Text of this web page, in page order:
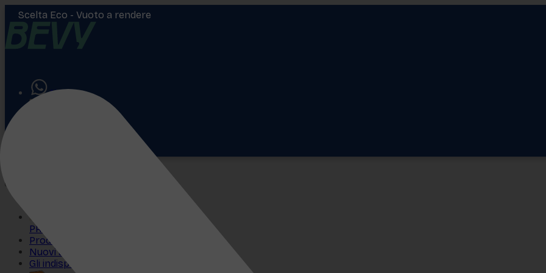
Aiuto
PROMO
Prodotti più venduti
Nuovi arrivi
Gli indispensabili
Scelta Eco - Vuoto a rendere